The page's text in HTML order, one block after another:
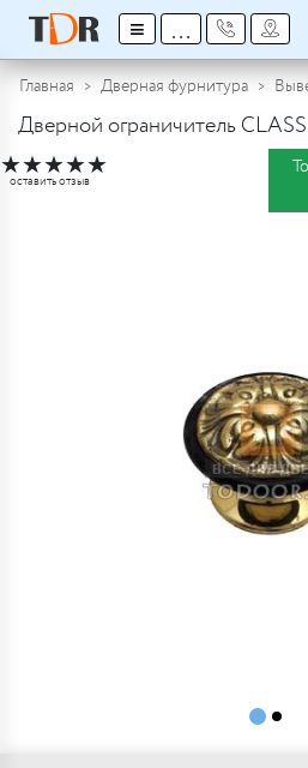
≡ ...
Главная Дверная фурнитура
Дверной ограничитель
★★★★★
оставить отзыв